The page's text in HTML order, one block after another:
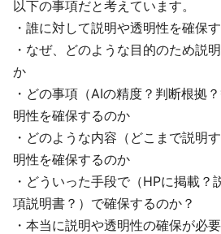
以下の事項だと考えています。
・誰に対して説明や透明性を確保
・なぜ、どのような目的のため説
か
・どの事項（AIの精度？判断根拠
明性を確保するのか
・どのような内容（どこまで説明
明性を確保するのか
・どういった手段で（HPに掲載？
項説明書？）で確保するのか？
・本当に説明や透明性の確保が必